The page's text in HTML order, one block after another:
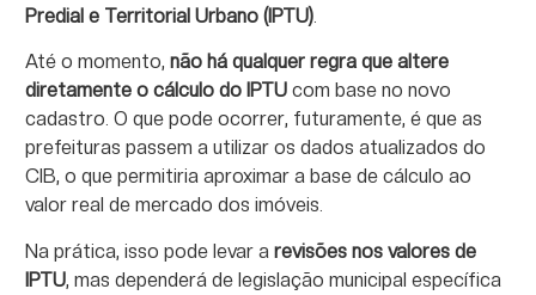
Predial e Territorial Urbano (IPTU)
Até o momento, não há qualquer regra que altere
diretamente o cálculo do IPTU com base no novo
cadastro. O que pode ocorrer, futuramente, é que as
prefeituras passem a utilizar os dados atualizados do
CIB, o que permitiria aproximar a base de cálculo ao
valor real de mercado dos imóveis.
Na prática, isso pode levar a revisões nos valores de
IPTU, mas dependerá de legislação municipal específica